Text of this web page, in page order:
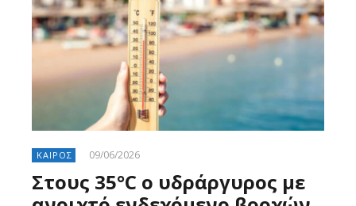
ΚΑΙΡΟΣ 09/06/2026
Στους 35°C ο υδράργυρος με